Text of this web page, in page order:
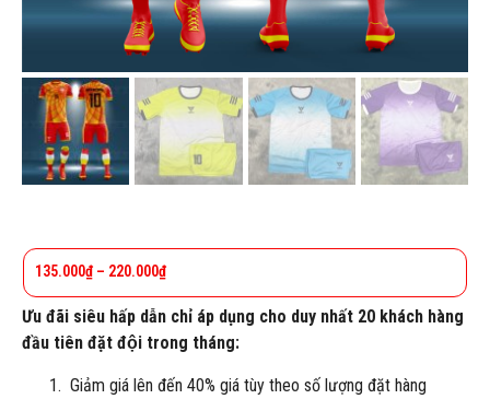
135.000₫ – 220.000₫
Ưu đãi siêu hấp dẫn chỉ áp dụng cho duy nhất 20 khách hàng
đầu tiên đặt đội trong tháng:
Giảm giá lên đến 40% giá tùy theo số lượng đặt hàng